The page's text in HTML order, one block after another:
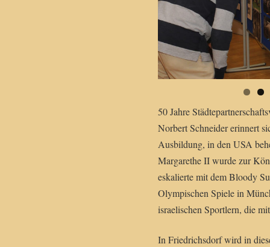
Wünscht sich, dass der
Bürgermeister Lars Keitel
50 Jahre
Norbert Schneider erinnert
Ausbildung, in den USA
Margarethe II wurde zur
eskalierte mit dem Bloody
Olympischen Spiele in
israelischen Sportlern, die
In Friedrichsdorf wird in